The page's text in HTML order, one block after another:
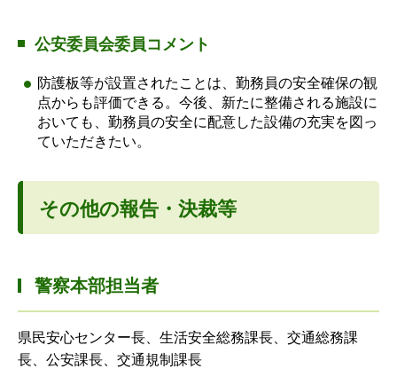
公安委員会委員コメント
防護板等が設置されたことは、勤務員の安全確保の観
点からも評価できる。今後、新たに整備される施設に
おいても、勤務員の安全に配意した設備の充実を図っ
ていただきたい。
その他の報告・決裁等
警察本部担当者
県民安心センター長、生活安全総務課長、交通総務課
長、公安課長、交通規制課長